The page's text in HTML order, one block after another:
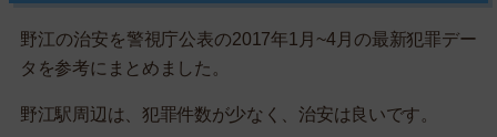
野江の治安を警視庁公表の2017年1月~4月の最新犯罪デー
タを参考にまとめました。
野江駅周辺は、犯罪件数が少なく、治安は良いです。